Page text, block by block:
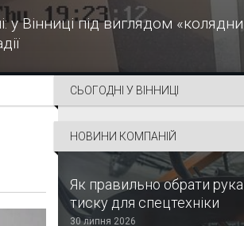
у Вінниці під виглядом
СЬОГОДНІ У ВІННИЦІ
НОВИНИ КОМПАНІЙ
Як правильно обрати
тиску для спецтехніки
30 липня 2026